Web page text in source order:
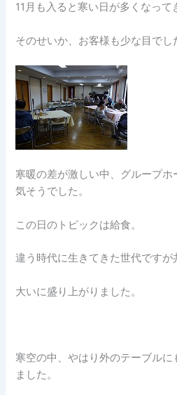
11月も入ると寒い日が多くなって
そのせいか、お客様も少な目でし
寒暖の差が激しい中、グループ
気そうでした。
この日のトピックは給食。
違う時代に生きてきた世代ですが
大いに盛り上がりました。
寒空の中、やはり外のテーブル
ました。